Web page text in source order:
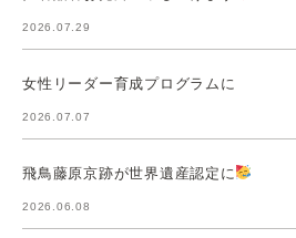
2026.07.29
女性リーダー育成プログラムに
2026.07.07
飛鳥藤原京跡が世界遺産認定に
2026.06.08